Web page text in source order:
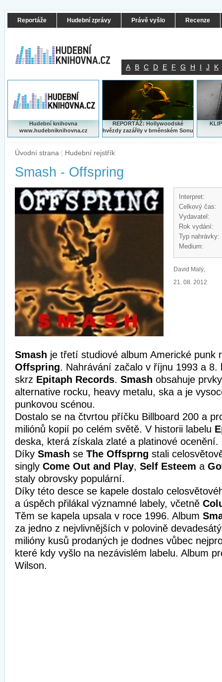
Reportáže Hudební zprávy Právě vyšlo Recenze
A B C D E F G H I J K
Hudební knihovna
www.hudebniknihovna.cz
REPORTÁŽ: Hollywoodské
hvězdy zazářily v brněnském Sonu
Úvodní strana | Hudební rejstřík
Smash - Offspring
Interpret:
Celkový čas:
Vydavatel:
Rok vydání:
Typ nahrávky:
Medium:
David Malý,
21. 08. 2012
Smash je třetí studiové album Americké punk
Offspring. Nahrávání začalo v říjnu 1993 a 8.
skrz Epitaph Records. Smash obsahuje
alternative rocku, heavy metalu, ska a je
punkovou scénou.
Dostalo se na čtvrtou příčku Billboard 200 a
miliónů kopií po celém světě. V historii labelu
deska, která získala zlaté a platinové ocenění.
Díky Smash se The Offsprng stali
singly Come Out and Play, Self Esteem a
staly obrovsky populární.
Díky této desce se kapele dostalo
a úspěch přilákal významné labely, včetně
Těm se kapela upsala v roce 1996. Album
za jedno z nejvlivnějších v polovině
milióny kusů prodaných je dodnes vůbec
které kdy vyšlo na nezávislém labelu. Album
Wilson.